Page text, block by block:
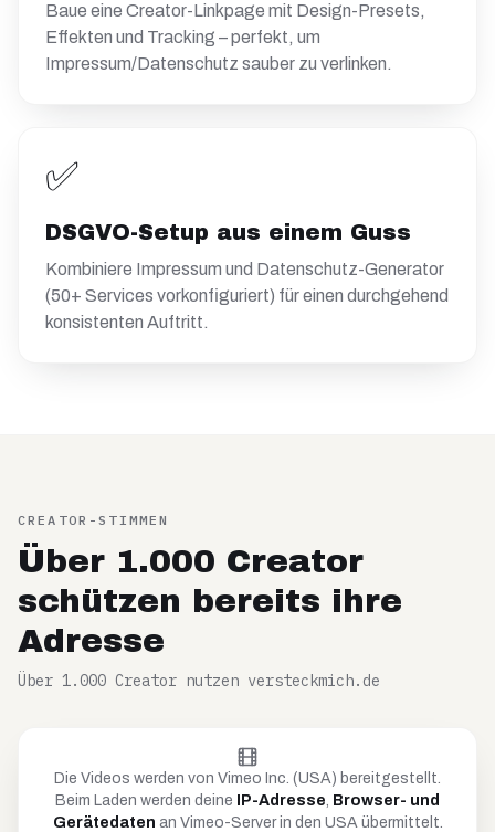
Baue eine Creator-Linkpage mit Design-Presets,
Effekten und Tracking – perfekt, um
Impressum/Datenschutz sauber zu verlinken.
✅
DSGVO-Setup aus einem Guss
Kombiniere Impressum und Datenschutz-Generator
(50+ Services vorkonfiguriert) für einen durchgehend
konsistenten Auftritt.
CREATOR-STIMMEN
Über 1.000 Creator
schützen bereits ihre
Adresse
Über 1.000 Creator nutzen versteckmich.de
Die Videos werden von Vimeo Inc. (USA) bereitgestellt.
Beim Laden werden deine
IP-Adresse, Browser- und
Gerätedaten an Vimeo-Server in den USA übermittelt.